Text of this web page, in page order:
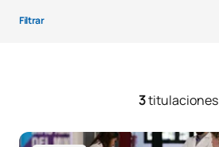
Filtrar
3titulaciones
Programa de Acceso a Medicina